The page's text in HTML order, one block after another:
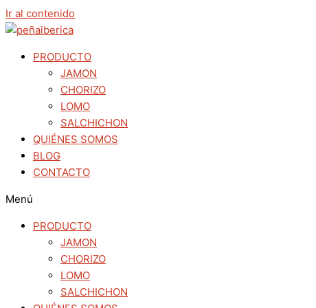
Ir al contenido
PRODUCTO
JAMON
CHORIZO
LOMO
SALCHICHON
QUIÉNES SOMOS
BLOG
CONTACTO
Menú
PRODUCTO
JAMON
CHORIZO
LOMO
SALCHICHON